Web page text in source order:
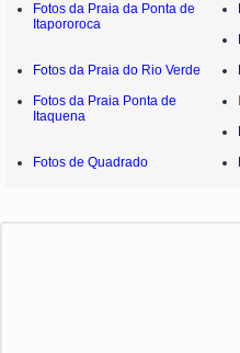
Fotos da Praia da Ponta de
Itapororoca
Fotos da Praia do Rio Verde
Fotos da Praia Ponta de
Itaquena
Fotos de Quadrado